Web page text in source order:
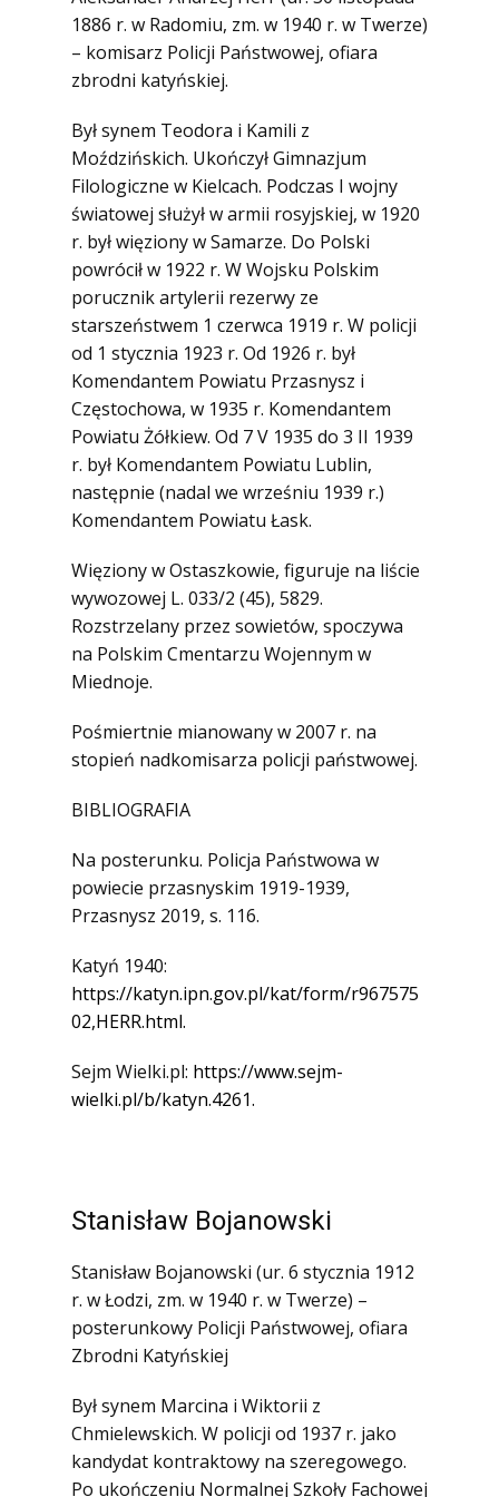
1945)
Ofiary zbrodni katyńskiej
Antykomunistyczne podziemie
Opozycja demokratyczna w PRL
Artyści
Badacze
Społecznicy
1886 r. w Radomiu, zm. w 1940 r. w Twerze)
– komisarz Policji Państwowej, ofiara
zbrodni katyńskiej.
Był synem Teodora i Kamili z
Moździńskich. Ukończył Gimnazjum
Filologiczne w Kielcach. Podczas I wojny
światowej służył w armii rosyjskiej, w 1920
r. był więziony w Samarze. Do Polski
powrócił w 1922 r. W Wojsku Polskim
porucznik artylerii rezerwy ze
starszeństwem 1 czerwca 1919 r. W policji
od 1 stycznia 1923 r. Od 1926 r. był
Komendantem Powiatu Przasnysz i
Częstochowa, w 1935 r. Komendantem
Powiatu Żółkiew. Od 7 V 1935 do 3 II 1939
r. był Komendantem Powiatu Lublin,
następnie (nadal we wrześniu 1939 r.)
Komendantem Powiatu Łask.
Więziony w Ostaszkowie, figuruje na liście
wywozowej L. 033/2 (45), 5829.
Rozstrzelany przez sowietów, spoczywa
na Polskim Cmentarzu Wojennym w
Miednoje.
Pośmiertnie mianowany w 2007 r. na
stopień nadkomisarza policji państwowej.
BIBLIOGRAFIA
Na posterunku. Policja Państwowa w
powiecie przasnyskim 1919-1939,
Przasnysz 2019, s. 116.
Katyń 1940:
https://katyn.ipn.gov.pl/kat/form/r967575
02,HERR.html.
Sejm Wielki.pl: https://www.sejm-
wielki.pl/b/katyn.4261.
Stanisław Bojanowski
Stanisław Bojanowski (ur. 6 stycznia 1912
r. w Łodzi, zm. w 1940 r. w Twerze) –
posterunkowy Policji Państwowej, ofiara
Zbrodni Katyńskiej
Był synem Marcina i Wiktorii z
Chmielewskich. W policji od 1937 r. jako
kandydat kontraktowy na szeregowego.
Po ukończeniu Normalnej Szkoły Fachowej